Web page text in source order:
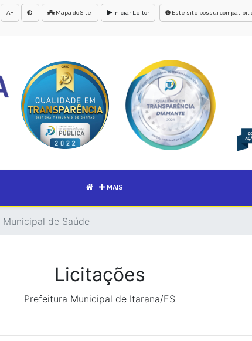
A+ Mapa do Site Iniciar Leitor Este site possui
MAIS
de Saúde
Licitações
Prefeitura Municipal de Itarana/ES